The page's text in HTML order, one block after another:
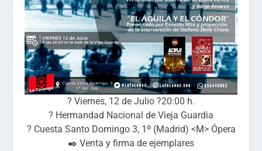
? Viernes, 12 de Julio ?20:00 h.
? Hermandad Nacional de Vieja Guardia
? Cuesta Santo Domingo 3, 1º (Madrid) <M> Ópera
✒️ Venta y firma de ejemplares